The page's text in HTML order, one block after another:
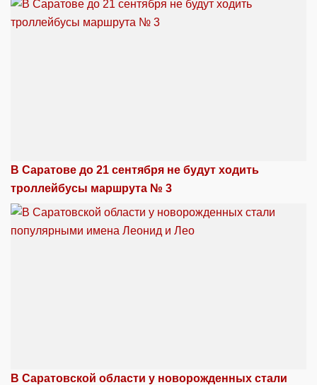
В Саратове до 21 сентября не будут ходить
троллейбусы маршрута № 3
В Саратовской области у новорожденных стали